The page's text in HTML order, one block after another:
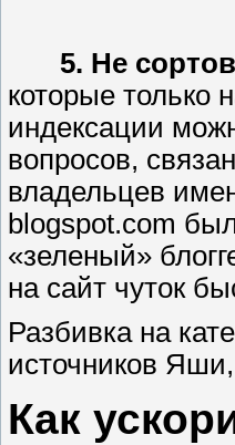
5. Не
которые только
индексации
вопросов,
владельцев
blogspot.com
«зеленый»
на сайт чуток
Разбивка на
источников
Как